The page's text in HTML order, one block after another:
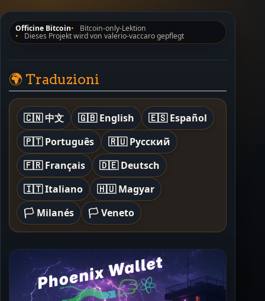
Officine Bitcoin Bitcoin-only-Lektion
Dieses Projekt wird von valerio-vaccaro gepflegt
🌍 Traduzioni
🇨🇳 中文 🇬🇧 English
🇪🇸 Español
🇵🇹 Português
🇷🇺 Русский
🇫🇷 Français
🇩🇪 Deutsch
🇮🇹 Italiano
🇭🇺 Magyar
🏳️ Milanés
🏳️ Veneto